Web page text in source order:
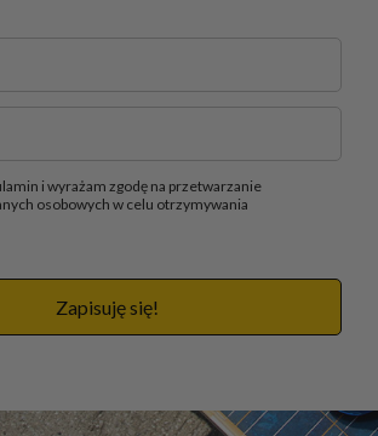
i wyrażam zgodę na przetwarzanie
osobowych w celu otrzymywania
Zapisuję się!